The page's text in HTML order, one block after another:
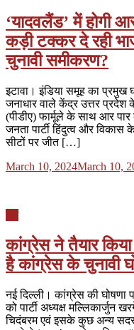
‘यादवलैंड’ में होगी
कड़ी टक्कर दे रही
चुनावी समीकरण?
इटावा। इंडिया समूह का प्रमुख
जनाधार वाले केंद्र उत्तर
(पीडीए) फार्मूले के साथ आर
जनता पार्टी हिंदुत्व और
सीटों पर जीत […]
Posted
March 10, 2024March 10,
कांग्रेस ने तैयार किया
है कांग्रेस के चुनावी
नई दिल्ली। कांग्रेस की घोषणा
को पार्टी अध्यक्ष मल्लिकार्जुन
चिदंबरम एवं इसके कुछ अन्य